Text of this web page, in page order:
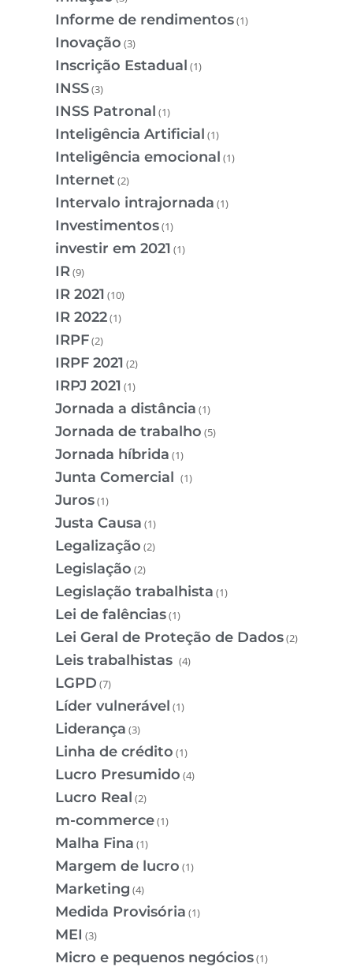
Informe de rendimentos(1)
Inovação (3)
Inscrição Estadual (1)
INSS(3)
INSS Patronal (1)
Inteligência Artificial (1)
Inteligência emocional (1)
Internet (2)
Intervalo intrajornada (1)
Investimentos(1)
investir em 2021 (1)
IR(9)
IR 2021 (10)
IR 2022(1)
IRPF(2)
IRPF 2021 (2)
IRPJ 2021 (1)
Jornada a distância (1)
Jornada de trabalho (5)
Jornada híbrida (1)
Junta Comercial (1)
Juros(1)
Justa Causa (1)
Legalização (2)
Legislação (2)
Legislação trabalhista (1)
Lei de falências(1)
Lei Geral de Proteção de Dados(2)
Leis trabalhistas (4)
LGPD (7)
Líder vulnerável (1)
Liderança (3)
Linha de crédito (1)
Lucro Presumido (4)
Lucro Real (2)
m-commerce(1)
Malha Fina (1)
Margem de lucro (1)
Marketing (4)
Medida Provisória (1)
MEI (3)
Micro e pequenos negócios(1)